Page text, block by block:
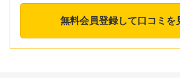
無料会員登録して口コミを